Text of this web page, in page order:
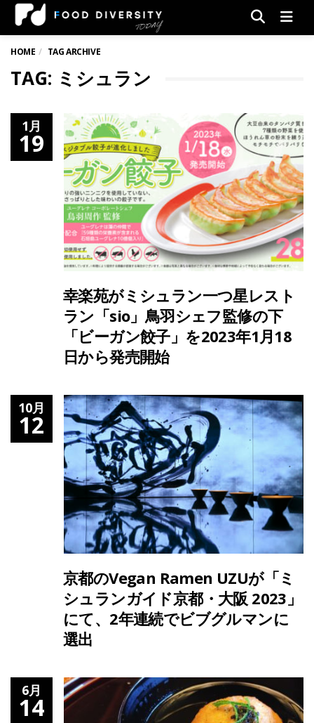
HOME TAG ARCHIVE
TAG: ミシュラン
1月
19
幸楽苑がミシュラン一つ星レスト
ラン「sio」鳥羽シェフ監修の下
「ビーガン餃子」を2023年1月18
日から発売開始
10月
12
京都のVegan Ramen UZUが「ミ
シュランガイド京都・大阪 2023」
にて、2年連続でビブグルマンに
選出
6月
14